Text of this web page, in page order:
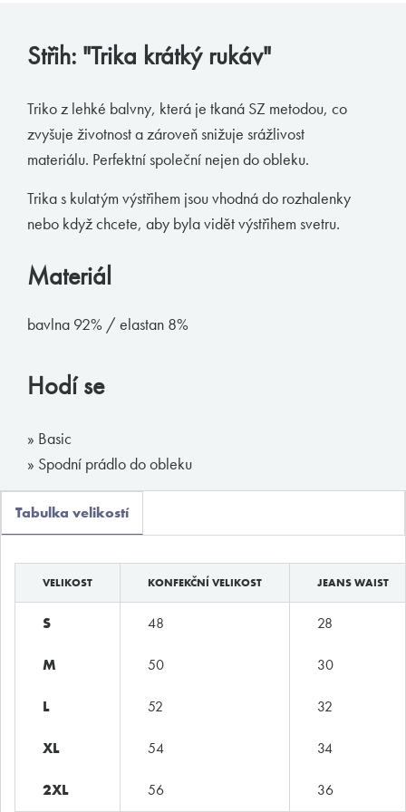
Střih: "Trika krátký rukáv"
Triko z lehké balvny, která je tkaná SZ metodou, co
zvyšuje životnost a zároveň snižuje srážlivost
materiálu. Perfektní společní nejen do obleku.
Trika s kulatým výstřihem jsou vhodná do rozhalenky
nebo když chcete, aby byla vidět výstřihem svetru.
Materiál
bavlna 92% / elastan 8%
Hodí se
» Basic
» Spodní prádlo do obleku
Tabulka velikostí
VELIKOST KONFEKČNÍ VELIKOST JEANS WAIST
S 48 28
M 50 30
L 52 32
XL 54 34
2XL 56 36
McAlson
HOM
Manstore
Tommy Hilfiger
Ralph Lauren
Diesel
Calvin Klein
E-shop
Slipy
Tanga, jocky
Ponožky
Pyžama, volný čas
Plavky
Kontakty
butler@mybutler.cz